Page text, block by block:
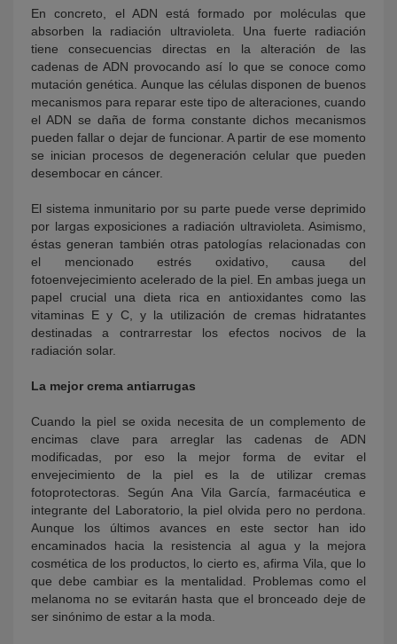
En concreto, el ADN está formado por moléculas que
absorben la radiación ultravioleta. Una fuerte radiación
tiene consecuencias directas en la alteración de las
cadenas de ADN provocando así lo que se conoce como
mutación genética. Aunque las células disponen de buenos
mecanismos para reparar este tipo de alteraciones, cuando
el ADN se daña de forma constante dichos mecanismos
pueden fallar o dejar de funcionar. A partir de ese momento
se inician procesos de degeneración celular que pueden
desembocar en cáncer.
El sistema inmunitario por su parte puede verse deprimido
por largas exposiciones a radiación ultravioleta. Asimismo,
éstas generan también otras patologías relacionadas con
el mencionado estrés oxidativo, causa del
fotoenvejecimiento acelerado de la piel. En ambas juega un
papel crucial una dieta rica en antioxidantes como las
vitaminas E y C, y la utilización de cremas hidratantes
destinadas a contrarrestar los efectos nocivos de la
radiación solar.
La mejor crema antiarrugas
Cuando la piel se oxida necesita de un complemento de
encimas clave para arreglar las cadenas de ADN
modificadas, por eso la mejor forma de evitar el
envejecimiento de la piel es la de utilizar cremas
fotoprotectoras. Según Ana Vila García, farmacéutica e
integrante del Laboratorio, la piel olvida pero no perdona.
Aunque los últimos avances en este sector han ido
encaminados hacia la resistencia al agua y la mejora
cosmética de los productos, lo cierto es, afirma Vila, que lo
que debe cambiar es la mentalidad. Problemas como el
melanoma no se evitarán hasta que el bronceado deje de
ser sinónimo de estar a la moda.